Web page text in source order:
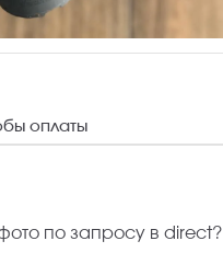
оплаты
по запросу в direct?